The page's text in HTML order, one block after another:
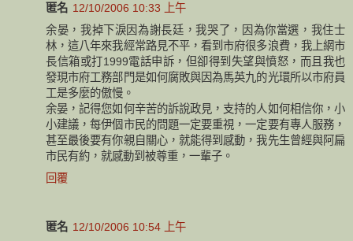
匿名 12/10/2006 10:33 上午
余晏，我掉下淚因為謝長廷，我哭了，因為你當選，我住士
林，這八年來我經常路見不平，看到市府很多浪費，我上網市
長信箱或打1999電話申訴，但卻得到失望與憤怒，而且我也
發現市府工務部門是如何腐敗與因為馬英九的光環所以市府員
工是多麼的傲慢。
余晏，記得您如何辛苦的訴說政見，支持的人如何相信你，小
小建議，每伊個市民的問題一定要重視，一定要有專人服務，
甚至最後要有你親自關心，就能得到感動，我先生曾經與阿扁
市民有約，就感動到被尊重，一輩子。
回覆
匿名 12/10/2006 10:54 上午